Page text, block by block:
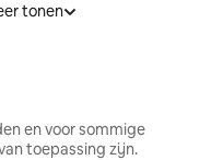
tonen
en voor sommige
toepassing zijn.